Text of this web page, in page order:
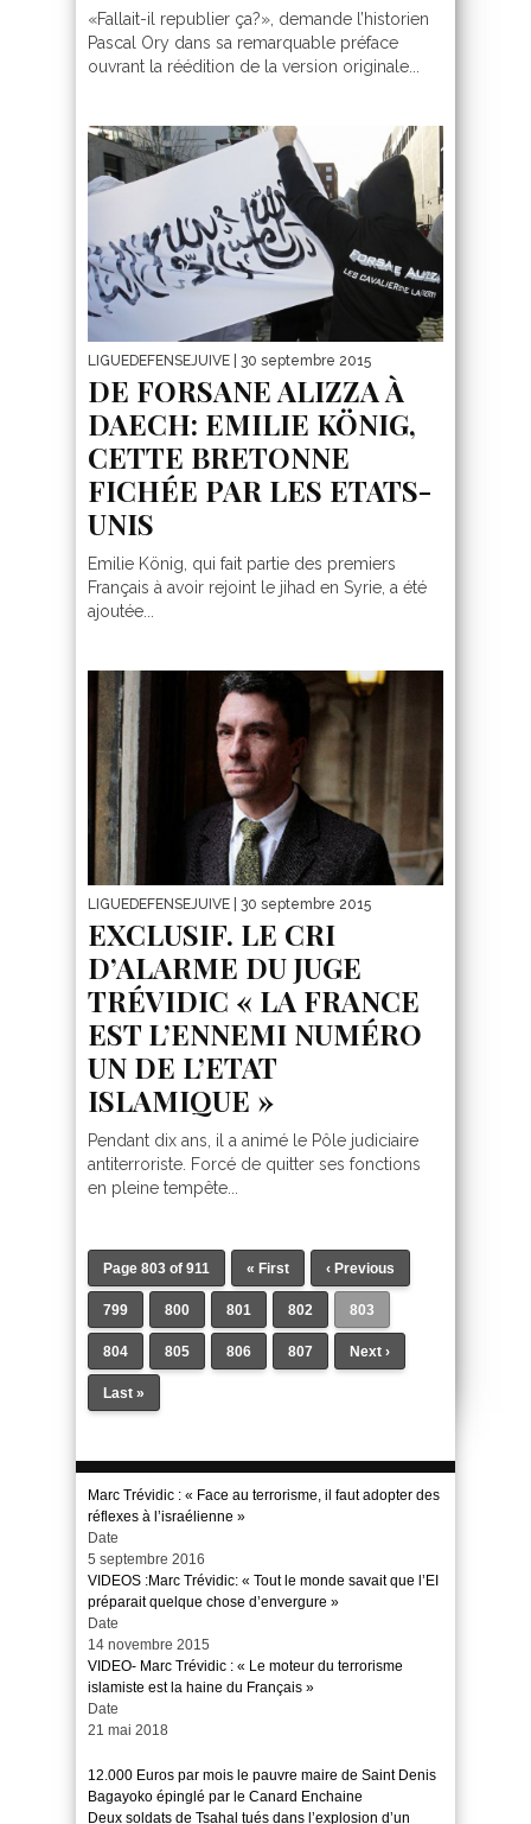
«Fallait-il republier ça?», demande l’historien
Pascal Ory dans sa remarquable préface
ouvrant la réédition de la version originale...
LIGUEDEFENSEJUIVE | 30 septembre 2015
DE FORSANE ALIZZA À
DAECH: EMILIE KÖNIG,
CETTE BRETONNE
FICHÉE PAR LES ETATS-
UNIS
Emilie König, qui fait partie des premiers
Français à avoir rejoint le jihad en Syrie, a été
ajoutée...
LIGUEDEFENSEJUIVE | 30 septembre 2015
EXCLUSIF. LE CRI
D’ALARME DU JUGE
TRÉVIDIC « LA FRANCE
EST L’ENNEMI NUMÉRO
UN DE L’ETAT
ISLAMIQUE »
Pendant dix ans, il a animé le Pôle judiciaire
antiterroriste. Forcé de quitter ses fonctions
en pleine tempête...
Page 803 of 911 « First ‹ Previous
799 800 801 802 803
804 805 806 807 Next ›
Last »
Marc Trévidic : « Face au terrorisme, il faut adopter des
réflexes à l’israélienne »
Date
5 septembre 2016
VIDEOS :Marc Trévidic: « Tout le monde savait que l’EI
préparait quelque chose d’envergure »
Date
14 novembre 2015
VIDEO- Marc Trévidic : « Le moteur du terrorisme
islamiste est la haine du Français »
Date
21 mai 2018
12.000 Euros par mois le pauvre maire de Saint Denis
Bagayoko épinglé par le Canard Enchaine
Deux soldats de Tsahal tués dans l’explosion d’un